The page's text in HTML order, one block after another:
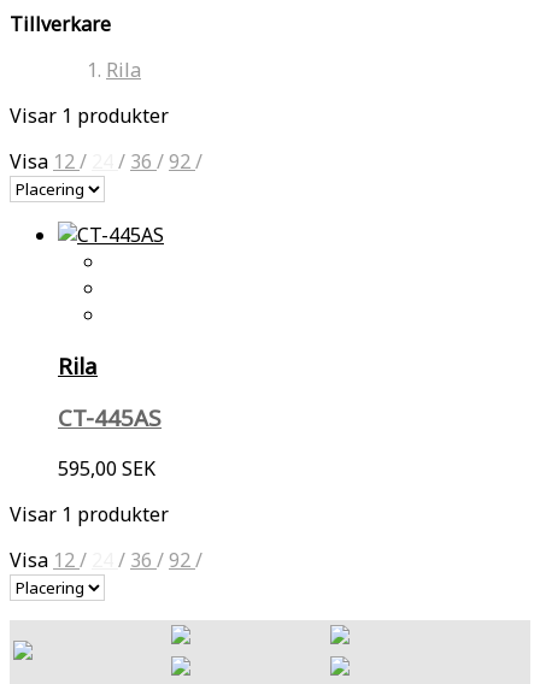
Tillverkare
Rila
Visar 1 produkter
Visa 12/ / 36 /92/
Rila
CT-445AS
595,00 SEK
Visar 1 produkter
Visa 12/ / 36 /92/